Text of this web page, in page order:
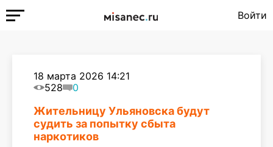
Войти
18 марта 2026 14:21
528
0
Жительницу Ульяновска будут
судить за попытку сбыта
наркотиков